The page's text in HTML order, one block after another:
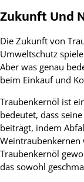
Zukunft Und
Die Zukunft von
Umweltschutz
Aber was genau
beim Einkauf und
Traubenkernöl ist
bedeutet, dass
beiträgt, indem
Traubenkernöl
das sowohl